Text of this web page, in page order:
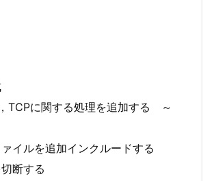
TCPに関する処理を追加する ～
イルを追加インクルードする
断する